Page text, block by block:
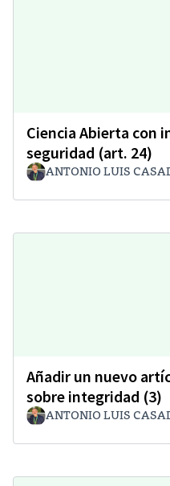
Ciencia Abierta con
seguridad (art. 24)
ANTONIO LUIS
Añadir un nuevo
sobre integridad (3)
ANTONIO LUIS